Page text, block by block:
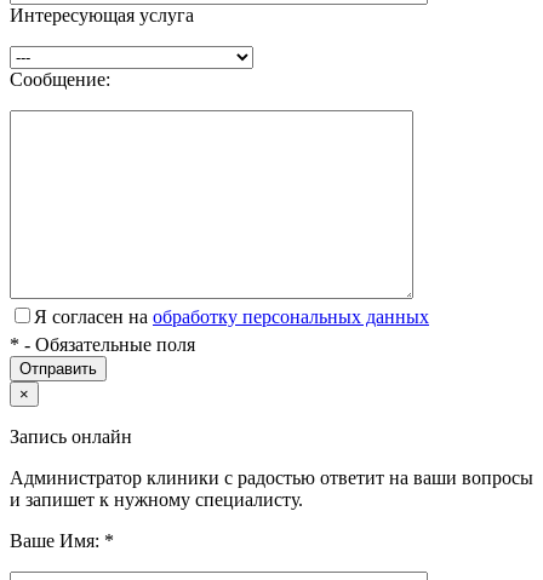
Интересующая услуга
Сообщение:
Я согласен на обработку персональных данных
* - Обязательные поля
×
Запись онлайн
Администратор клиники с радостью ответит на ваши вопросы
и запишет к нужному специалисту.
Ваше Имя: *